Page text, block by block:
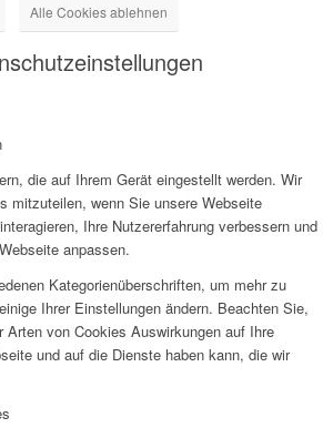
Alle Cookies ablehnen
die auf Ihrem Gerät eingestellt werden. Wir
mitzuteilen, wenn Sie unsere Webseite
Ihre Nutzererfahrung verbessern und
anpassen.
Kategorienüberschriften, um mehr zu
Ihrer Einstellungen ändern. Beachten Sie,
von Cookies Auswirkungen auf Ihre
und auf die Dienste haben kann, die wir